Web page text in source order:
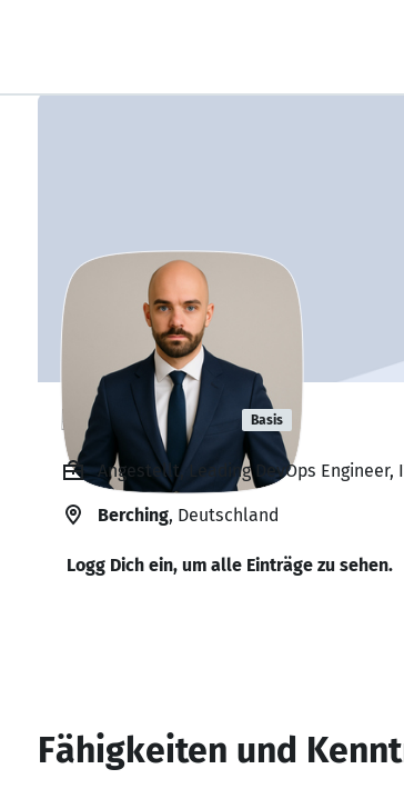
Fabian Wüst Basis
Angestellt, Leading DevOps Engineer,
Berching, Deutschland
Logg Dich ein, um alle Einträge zu sehen.
Fähigkeiten und